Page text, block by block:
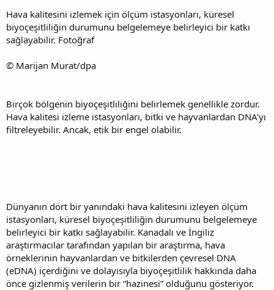
Hava kalitesini izlemek için ölçüm istasyonları, küresel
biyoçeşitliliğin durumunu belgelemeye belirleyici bir katkı
sağlayabilir. Fotoğraf
© Marijan Murat/dpa
Birçok bölgenin biyoçeşitliliğini belirlemek genellikle zordur.
Hava kalitesi izleme istasyonları, bitki ve hayvanlardan DNA’yı
filtreleyebilir. Ancak, etik bir engel olabilir.
Dünyanın dört bir yanındaki hava kalitesini izleyen ölçüm
istasyonları, küresel biyoçeşitliliğin durumunu belgelemeye
belirleyici bir katkı sağlayabilir. Kanadalı ve İngiliz
araştırmacılar tarafından yapılan bir araştırma, hava
örneklerinin hayvanlardan ve bitkilerden çevresel DNA
(eDNA) içerdiğini ve dolayısıyla biyoçeşitlilik hakkında daha
önce gizlenmiş verilerin bir “hazinesi” olduğunu gösteriyor.